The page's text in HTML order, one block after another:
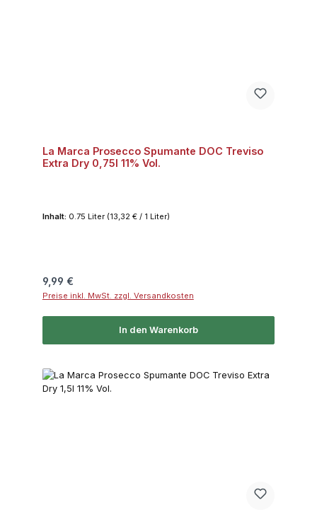
La Marca Prosecco Spumante DOC Treviso
Extra Dry 0,75l 11% Vol.
Inhalt: 0.75 Liter (13,32 € / 1 Liter)
Regulärer Preis:
9,99 €
Preise inkl. MwSt. zzgl. Versandkosten
In den Warenkorb